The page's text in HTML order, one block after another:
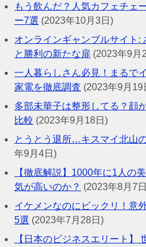
もう飲んだ？人気カフェチェ
ー7選 (2023年10月3日)
オンラインギャンブルサイト:
と勝利の新たな扉 (2023年9月
一人暮らしさん必見！まるで
家電を徹底調査 (2023年9月19
多部未華子は整形してる？顔
比較 (2023年9月18日)
とうとう退所…キスマイ北山
年9月4日)
【徹底解説】1000年に1人の
気が高いのか？ (2023年8月7
イケメンなのにビックリ！意
5選 (2023年7月28日)
【日本のビジネスエリート】